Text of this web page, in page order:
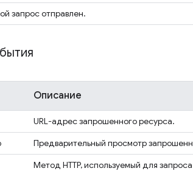
запрос отправлен.
Описание
URL-адрес запрошенного ресурса.
Предварительный просмотр
Метод HTTP, используемый для